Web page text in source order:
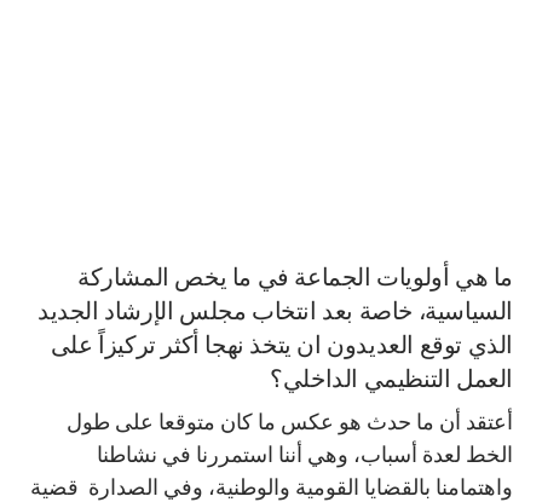
ما هي أولويات الجماعة في ما يخص المشاركة
السياسية، خاصة بعد انتخاب مجلس الإرشاد الجديد
الذي توقع العديدون ان يتخذ نهجا أكثر تركيزاً على
العمل التنظيمي الداخلي؟
أعتقد أن ما حدث هو عكس ما كان متوقعا على طول
الخط لعدة أسباب، وهي أننا استمررنا في نشاطنا
واهتمامنا بالقضايا القومية والوطنية، وفي الصدارة قضية